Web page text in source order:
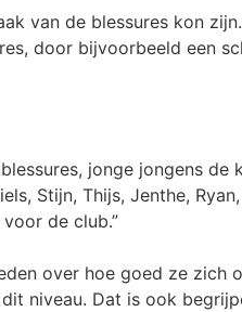
van de blessures kon
door bijvoorbeeld een
jonge jongens de
Stijn, Thijs, Jenthe,
de club.”
over hoe goed ze zich
niveau. Dat is ook